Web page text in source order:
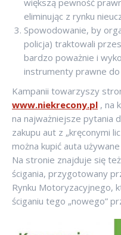
większą pewność
eliminując z rynku
Spowodowanie, by
policja) traktowali
bardzo poważnie i
instrumenty prawne
Kampanii towarzyszy
www.niekrecony.pl , na
na najważniejsze pytania
zakupu aut z „kręconymi
można kupić auta
Na stronie znajduje się
ścigania, przygotowany
Rynku Motoryzacyjnego,
ściganiu tego „nowego”